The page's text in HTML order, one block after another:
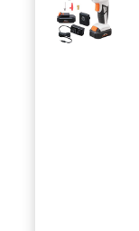
使用可能時間
色合いが異な
デザインは改